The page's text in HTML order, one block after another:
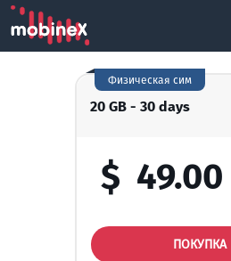
20 GB - 30 days
Физическая сим
$ 49.00
ПОКУПКА